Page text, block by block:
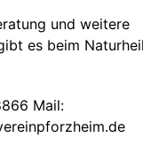
und weitere
es beim
Mail: